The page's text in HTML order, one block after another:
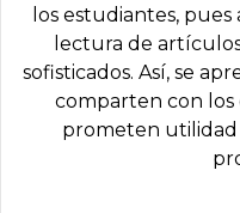
los estudiantes,
lectura de
sofisticados. Así, se
comparten con
prometen utilidad